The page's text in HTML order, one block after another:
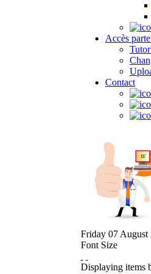
Accès
Contact
Friday 07 August
Font Size
Displaying items